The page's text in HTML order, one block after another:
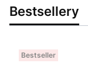
Bestsellery
Bestseller